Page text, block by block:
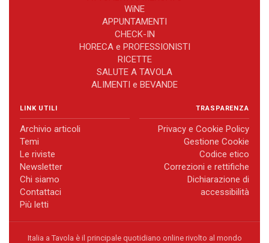
WiNE
APPUNTAMENTI
CHECK-IN
HORECA e PROFESSIONISTI
RICETTE
SALUTE A TAVOLA
ALIMENTI e BEVANDE
LINK UTILI
Archivio articoli
Temi
Le riviste
Newsletter
Chi siamo
Contattaci
Più letti
TRASPARENZA
Privacy e Cookie Policy
Gestione Cookie
Codice etico
Correzioni e rettifiche
Dichiarazione di
accessibilità
Italia a Tavola è il principale quotidiano online rivolto al mondo